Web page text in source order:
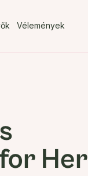
Vélemények
Her